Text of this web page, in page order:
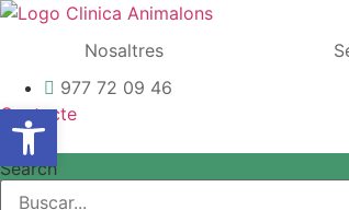
Vés
Nosaltres
977 72 09 46
Contacte
Search
Obre la barra d'eines